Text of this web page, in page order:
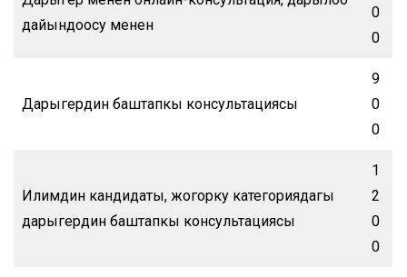
дайындоосу менен
0
0
Дарыгердин баштапкы консультациясы
9
0
0
Илимдин кандидаты, жогорку категориядагы
дарыгердин баштапкы консультациясы
1
2
0
0